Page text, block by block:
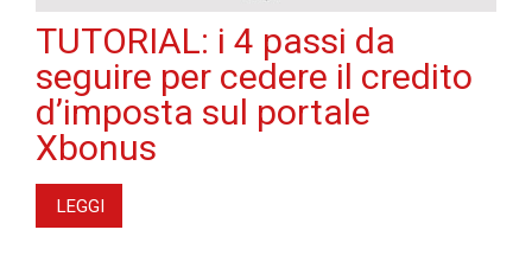
TUTORIAL: i 4 passi da
seguire per cedere il credito
d’imposta sul portale
Xbonus
LEGGI